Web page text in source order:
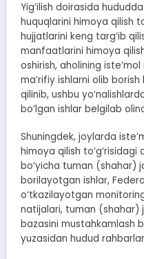
Yig‘ilish doirasida
huquqlarini himoya qilish
hujjatlarini keng targ‘ib
manfaatlarini himoya
oshirish, aholining
ma’rifiy ishlarni olib
qilinib, ushbu
bo‘lgan ishlar belgilab
Shuningdek, joylarda
himoya qilish to‘g‘risidagi
bo‘yicha tuman (shahar)
borilayotgan ishlar,
o‘tkazilayotgan
natijalari, tuman
bazasini mustahkamlash
yuzasidan hudud